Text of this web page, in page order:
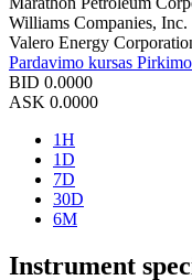
Williams Companies, Inc.
Valero Energy
Pardavimo kursas
BID 0.0000
ASK 0.0000
1H
1D
7D
30D
6M
Instrument